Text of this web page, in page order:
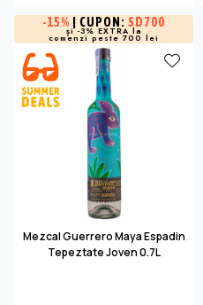
-15% | CUPON: SD700
și -3% EXTRA la
comenzi peste 700 lei
Mezcal Guerrero Maya Espadin
Tepeztate Joven 0.7L